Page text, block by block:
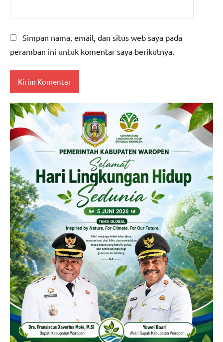
Simpan nama, email, dan situs web saya pada
peramban ini untuk komentar saya berikutnya.